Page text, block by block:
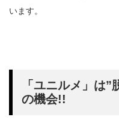
います。
「ユニルメ」は
の機会!!